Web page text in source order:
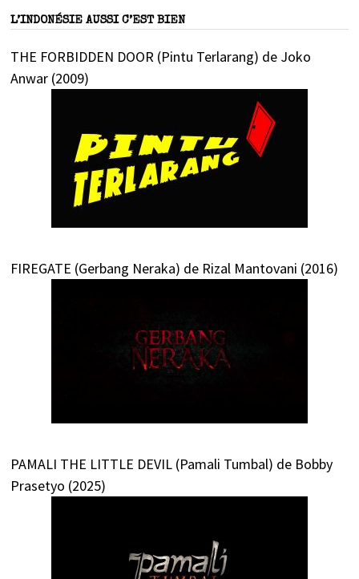
L’INDONÉSIE AUSSI C’EST BIEN
THE FORBIDDEN DOOR (Pintu Terlarang) de Joko
Anwar (2009)
FIREGATE (Gerbang Neraka) de Rizal Mantovani (2016)
PAMALI THE LITTLE DEVIL (Pamali Tumbal) de Bobby
Prasetyo (2025)